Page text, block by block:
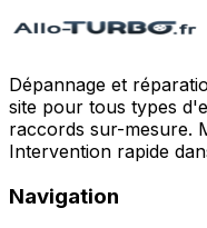
Dépannage et
site pour tous types
raccords sur-mesure.
Intervention rapide
Navigation